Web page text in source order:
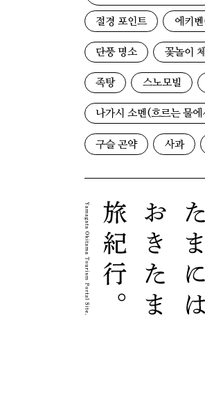
절경 포인트 에키
단풍 명소 꽃놀이
족탕 스노모빌
나가시 소멘(흐르는 물에
구슬 곤약 사과